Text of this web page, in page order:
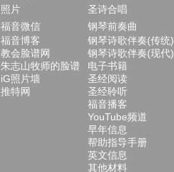
照片
圣诗合唱
福音微信
钢琴前奏曲
福音博客
钢琴诗歌伴奏(传统)
教会脸谱网
钢琴诗歌伴奏(现代)
朱志山牧师的脸谱
电子书籍
iG照片墙
圣经阅读
推特网
圣经聆听
福音播客
YouTube频道
早年信息
帮助指导手册
英文信息
其他材料